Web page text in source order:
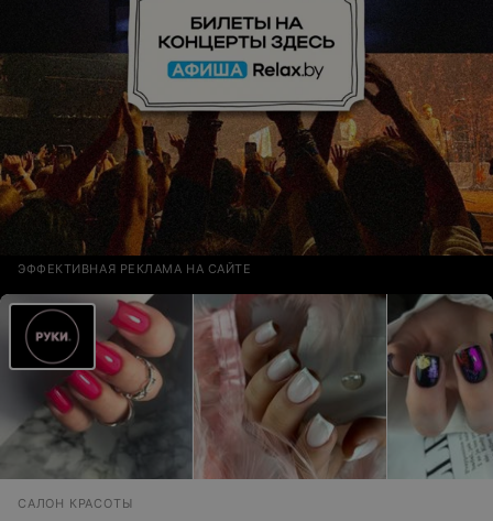
ЭФФЕКТИВНАЯ РЕКЛАМА НА САЙТЕ
САЛОН КРАСОТЫ